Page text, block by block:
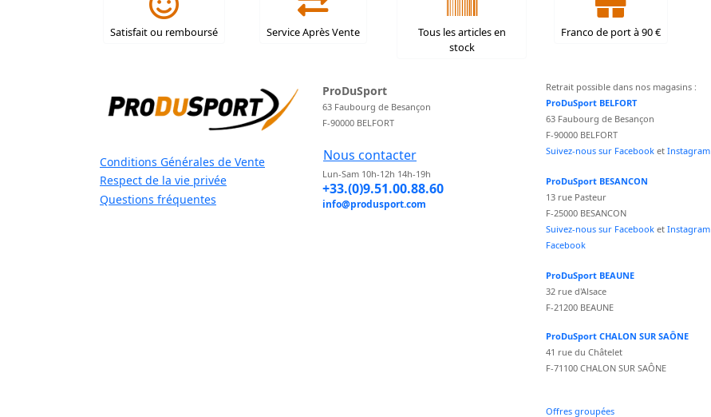
Satisfait ou remboursé Service Après Vente
Tous les articles en
stock
Franco de port à 90 €
Conditions Générales de Vente
Respect de la vie privée
Questions fréquentes
ProDuSport
63 Faubourg de Besançon
F-90000 BELFORT
Nous contacter
Lun-Sam 10h-12h 14h-19h
+33.(0)9.51.00.88.60
info@produsport.com
Retrait possible dans nos magasins :
ProDuSport BELFORT
63 Faubourg de Besançon
F-90000 BELFORT
Suivez-nous sur Facebook et Instagram
ProDuSport BESANCON
13 rue Pasteur
F-25000 BESANCON
Suivez-nous sur Facebook et Instagram
Facebook
ProDuSport BEAUNE
32 rue d'Alsace
F-21200 BEAUNE
ProDuSport CHALON SUR SAÔNE
41 rue du Châtelet
F-71100 CHALON SUR SAÔNE
Offres groupées